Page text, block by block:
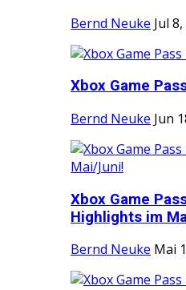
Bernd Neuke Jul
Xbox Game
Bernd Neuke Jun
Xbox Game
Highlights im
Bernd Neuke Mai